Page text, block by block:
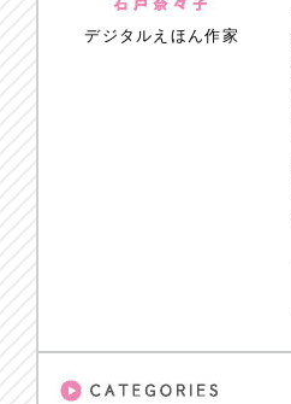
デジタルえほん作家